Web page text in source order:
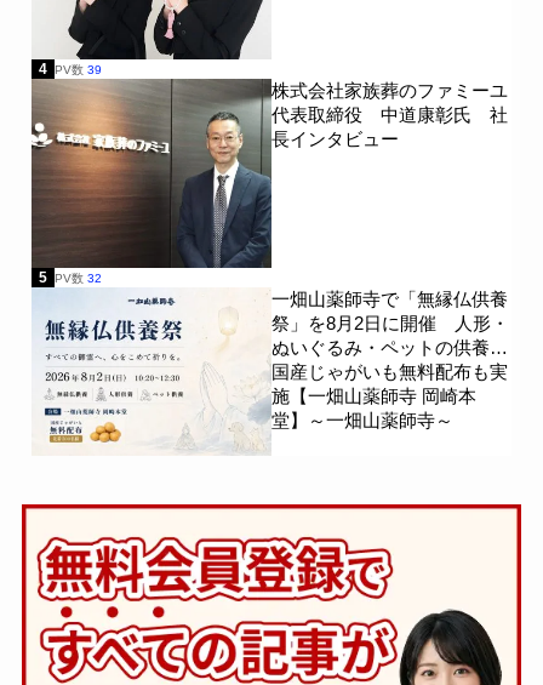
4 PV数 39
株式会社家族葬のファミーユ
代表取締役 中道康彰氏 社
長インタビュー
5 PV数 32
一畑山薬師寺で「無縁仏供養
祭」を8月2日に開催 人形・
ぬいぐるみ・ペットの供養、
国産じゃがいも無料配布も実
施【一畑山薬師寺 岡崎本
堂】～一畑山薬師寺～